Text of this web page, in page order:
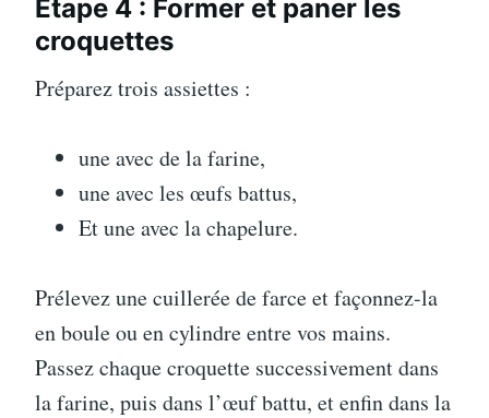
Étape 4 : Former et paner les
croquettes
Préparez trois assiettes :
une avec de la farine,
une avec les œufs battus,
Et une avec la chapelure.
Prélevez une cuillerée de farce et façonnez-la
en boule ou en cylindre entre vos mains.
Passez chaque croquette successivement dans
la farine, puis dans l’œuf battu, et enfin dans la